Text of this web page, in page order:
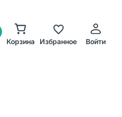
Корзина Избранное Войти